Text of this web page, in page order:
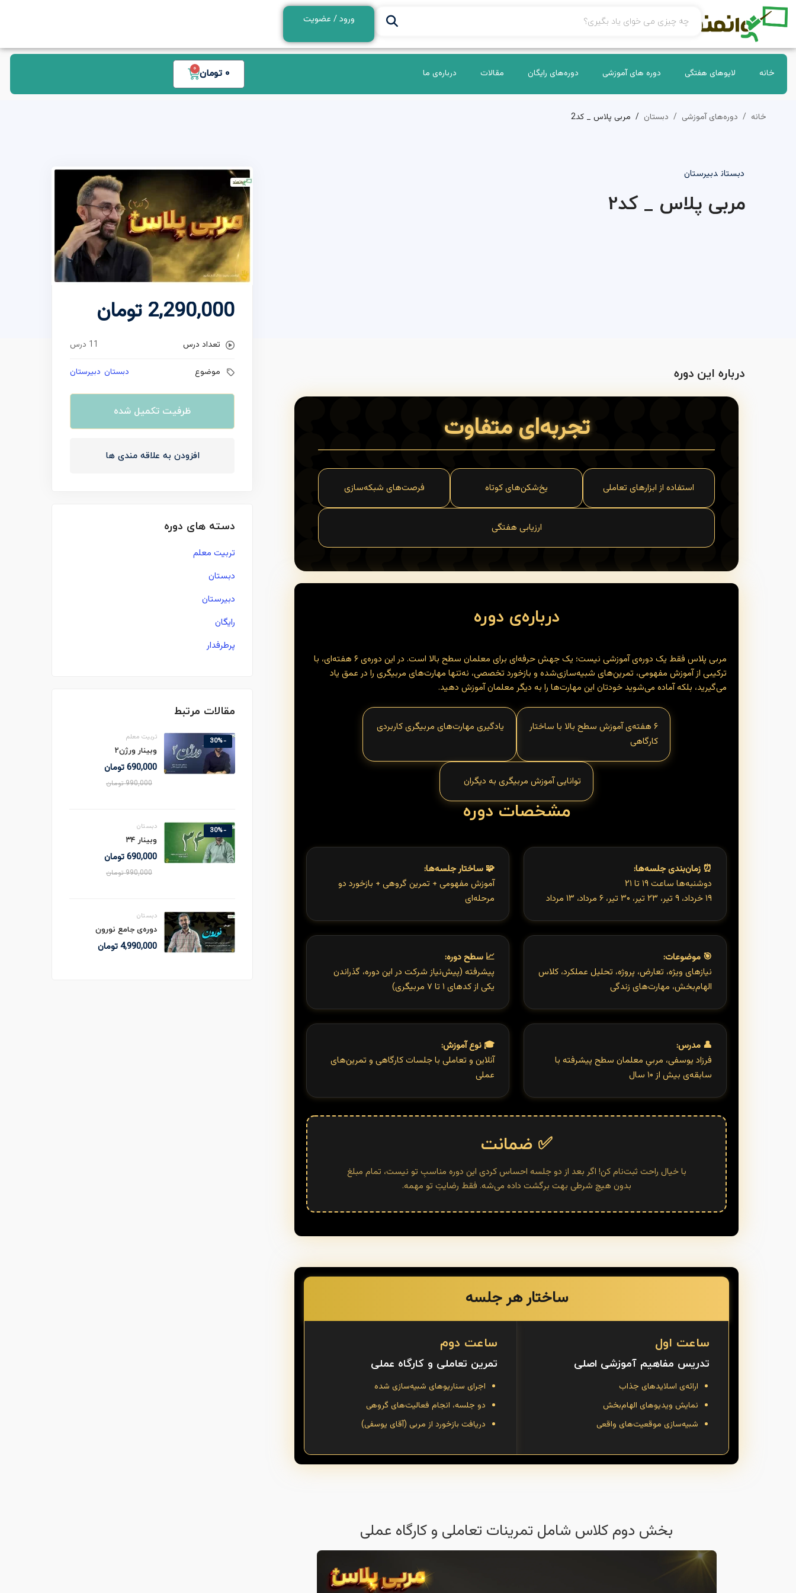
ورود / عضویت
خانه لایوهای هفتگی دوره های آموزشی دوره‌های رایگان مقالات درباره‌ی ما 0 تومان 0
خانه دوره‌های آموزشی دبستان مربی پلاس _ کد2
دبستان دبیرستان
مربی پلاس _ کد2
درباره این دوره
تجربه‌ای متفاوت
استفاده از ابزارهای تعاملی یخ‌شکن‌های کوتاه فرصت‌های شبکه‌سازی
ارزیابی هفتگی
درباره‌ی دوره
مربی پلاس فقط یک دوره‌ی آموزشی نیست؛ یک جهش حرفه‌ای برای معلمان سطح بالا است. در این دوره‌ی ۶ هفته‌ای، با
ترکیبی از آموزش مفهومی، تمرین‌های شبیه‌سازی‌شده و بازخورد تخصصی، نه‌تنها مهارت‌های مربیگری را در عمق یاد
می‌گیرید، بلکه آماده می‌شوید خودتان این مهارت‌ها را به دیگر معلمان آموزش دهید.
۶ هفته‌ی آموزش سطح بالا با ساختار
کارگاهی
یادگیری مهارت‌های مربیگری کاربردی
توانایی آموزش مربیگری به دیگران
مشخصات دوره
⏰ زمان‌بندی جلسه‌ها:
دو‌شنبه‌ها ساعت ۱۹ تا ۲۱
۱۹ خرداد، ۹ تیر، ۲۳ تیر، ۳۰ تیر، ۶ مرداد، ۱۳ مرداد
🧩 ساختار جلسه‌ها:
آموزش مفهومی + تمرین گروهی + بازخورد دو
مرحله‌ای
🎯 موضوعات:
نیازهای ویژه، تعارض، پروژه، تحلیل عملکرد، کلاس
الهام‌بخش، مهارت‌های زندگی
📈 سطح دوره:
پیشرفته (پیش‌نیاز شرکت در این دوره، گذراندن
یکی از کدهای ۱ تا ۷ مربیگری)
👤 مدرس:
فرزاد یوسفی، مربیِ معلمان سطح پیشرفته با
سابقه‌ی بیش از ۱۰ سال
🎓 نوع آموزش:
آنلاین و تعاملی با جلسات کارگاهی و تمرین‌های
عملی
✅ ضمانت
با خیال راحت ثبت‌نام کن! اگر بعد از دو جلسه احساس کردی این دوره مناسبِ تو نیست، تمام مبلغ
بدون هیچ شرطی بهت برگشت داده می‌شه. فقط رضایتِ تو مهمه.
ساختار هر جلسه
ساعت اول
تدریس مفاهیم آموزشی اصلی
ارائه‌ی اسلایدهای جذاب
نمایش ویدیوهای الهام‌بخش
شبیه‌سازی موقعیت‌های واقعی
ساعت دوم
تمرین تعاملی و کارگاه عملی
اجرای سناریوهای شبیه‌سازی شده
دو جلسه، انجام فعالیت‌های گروهی
دریافت بازخورد از مربی (آقای یوسفی)
بخش دوم کلاس شامل تمرینات تعاملی و کارگاه عملی
2,290,000 تومان
تعداد درس 11 درس
موضوع دبستان دبیرستان
ظرفیت تکمیل شده
افزودن به علاقه مندی ها
دسته های دوره
تربیت معلم
دبستان
دبیرستان
رایگان
پرطرفدار
مقالات مرتبط
-30% تربیت معلم
وبینار ورژن2
690,000تومان
990,000تومان
-30% دبستان
وبینار ۳۴
690,000تومان
990,000تومان
دبستان
دوره‌ی جامع نورون
4,990,000تومان